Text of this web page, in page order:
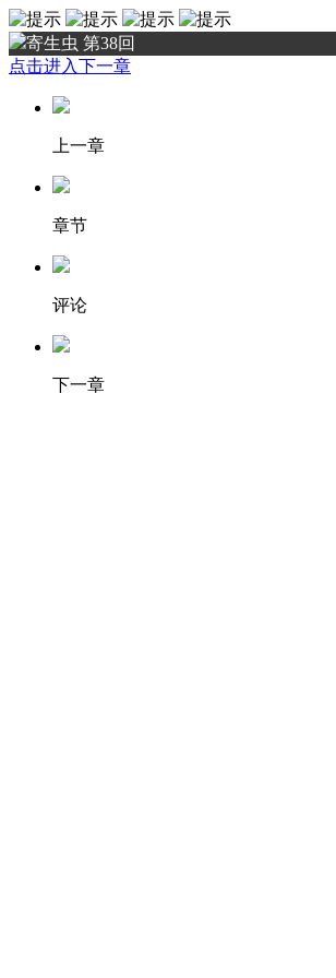
寄生虫 第38回
点击进入下一章
上一章
章节
评论
下一章